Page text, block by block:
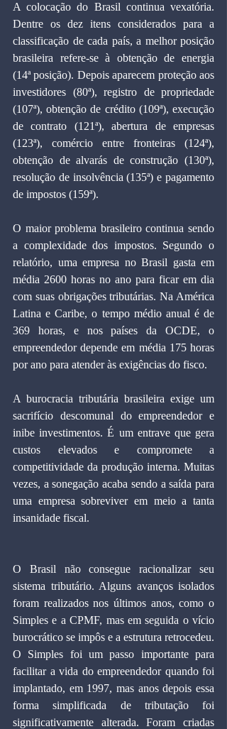
A colocação do Brasil continua vexatória.
Dentre os dez itens considerados para a
classificação de cada país, a melhor posição
brasileira refere-se à obtenção de energia
(14ª posição). Depois aparecem proteção aos
investidores (80ª), registro de propriedade
(107ª), obtenção de crédito (109ª), execução
de contrato (121ª), abertura de empresas
(123ª), comércio entre fronteiras (124ª),
obtenção de alvarás de construção (130ª),
resolução de insolvência (135ª) e pagamento
de impostos (159ª).
O maior problema brasileiro continua sendo
a complexidade dos impostos. Segundo o
relatório, uma empresa no Brasil gasta em
média 2600 horas no ano para ficar em dia
com suas obrigações tributárias. Na América
Latina e Caribe, o tempo médio anual é de
369 horas, e nos países da OCDE, o
empreendedor depende em média 175 horas
por ano para atender às exigências do fisco.
A burocracia tributária brasileira exige um
sacrifício descomunal do empreendedor e
inibe investimentos. É um entrave que gera
custos elevados e compromete a
competitividade da produção interna. Muitas
vezes, a sonegação acaba sendo a saída para
uma empresa sobreviver em meio a tanta
insanidade fiscal.
O Brasil não consegue racionalizar seu
sistema tributário. Alguns avanços isolados
foram realizados nos últimos anos, como o
Simples e a CPMF, mas em seguida o vício
burocrático se impôs e a estrutura retrocedeu.
O Simples foi um passo importante para
facilitar a vida do empreendedor quando foi
implantado, em 1997, mas anos depois essa
forma simplificada de tributação foi
significativamente alterada. Foram criadas